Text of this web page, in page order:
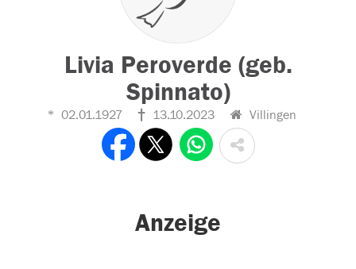
Livia Peroverde (geb.
Spinnato)
02.01.1927 13.10.2023 Villingen
Anzeige